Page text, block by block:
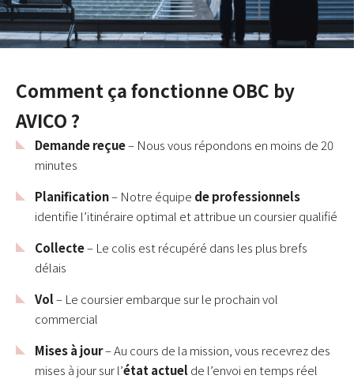
Comment ça fonctionne OBC by
AVICO ?
Demande reçue– Nous vous répondons en moins de 20
minutes
Planification– Notre équipe de professionnels
identifie l’itinéraire optimal et attribue un coursier qualifié
Collecte– Le colis est récupéré dans les plus brefs
délais
Vol– Le coursier embarque sur le prochain vol
commercial
Mises à jour– Au cours de la mission, vous recevrez des
mises à jour sur l’état actuel de l’envoi en temps réel